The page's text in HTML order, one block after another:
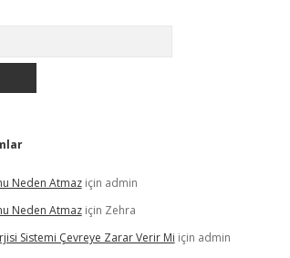
Neden Atmaziçin admin
Neden Atmaziçin Zehra
Sistemi Çevreye Zarar Verir Mi için admin